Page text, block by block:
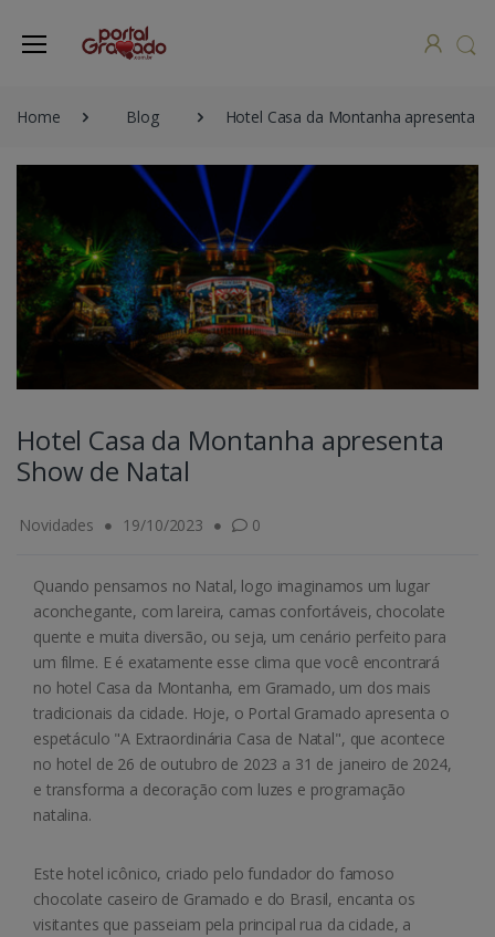
Home Blog Hotel Casa da Montanha apresenta
Hotel Casa da Montanha apresenta
Show de Natal
Novidades 19/10/2023 0
Quando pensamos no Natal, logo imaginamos um lugar
aconchegante, com lareira, camas confortáveis, chocolate
quente e muita diversão, ou seja, um cenário perfeito para
um filme. E é exatamente esse clima que você encontrará
no hotel Casa da Montanha, em Gramado, um dos mais
tradicionais da cidade. Hoje, o Portal Gramado apresenta o
espetáculo "A Extraordinária Casa de Natal", que acontece
no hotel de 26 de outubro de 2023 a 31 de janeiro de 2024,
e transforma a decoração com luzes e programação
natalina.
Este hotel icônico, criado pelo fundador do famoso
chocolate caseiro de Gramado e do Brasil, encanta os
visitantes que passeiam pela principal rua da cidade, a